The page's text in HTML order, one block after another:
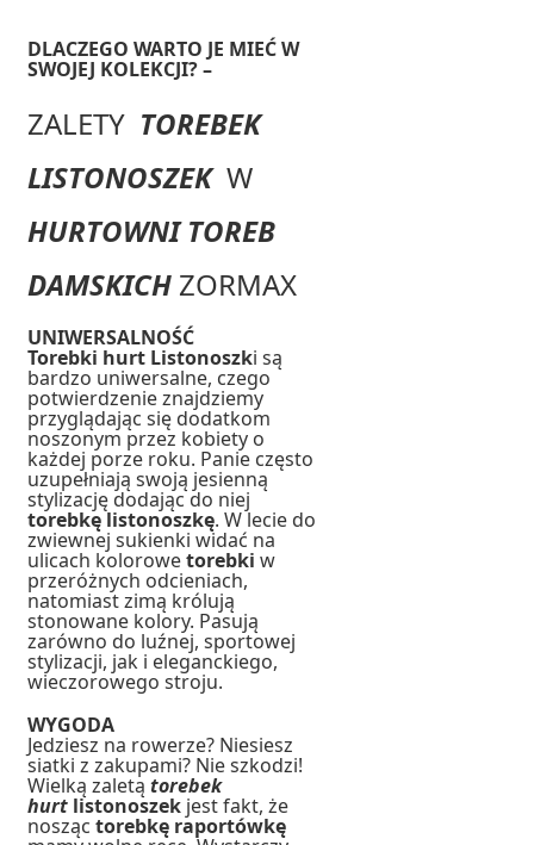
DLACZEGO WARTO JE MIEĆ W
SWOJEJ KOLEKCJI? –
ZALETY TOREBEK
LISTONOSZEK W
HURTOWNI TOREB
DAMSKICH ZORMAX
UNIWERSALNOŚĆ
Torebki hurt Listonoszki są
bardzo uniwersalne, czego
potwierdzenie znajdziemy
przyglądając się dodatkom
noszonym przez kobiety o
każdej porze roku. Panie często
uzupełniają swoją jesienną
stylizację dodając do niej
torebkę listonoszkę. W lecie do
zwiewnej sukienki widać na
ulicach kolorowetorebkiw
przeróżnych odcieniach,
natomiast zimą królują
stonowane kolory. Pasują
zarówno do luźnej, sportowej
stylizacji, jak i eleganckiego,
wieczorowego stroju.
WYGODA
Jedziesz na rowerze? Niesiesz
siatki z zakupami? Nie szkodzi!
Wielką zaletątorebek
hurt listonoszek jest fakt, że
nosząctorebkę raportówkę